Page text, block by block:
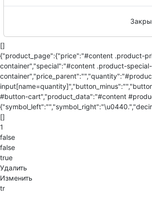
[]
{"product_page":{"price":"#content .product-
container","special":"#content .product-special-
#button-cart","product_data":"#content
[]
1
false
false
true
Удалить
Изменить
tr